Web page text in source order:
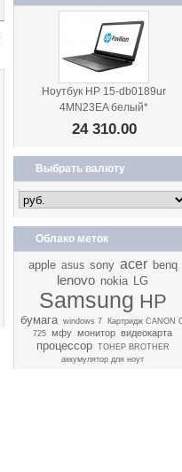
Ноутбук HP 15-db0189ur
4MN23EA белый*
24 310.00
Выбрать валюту
Облако меток
apple asus sony acer benq
lenovo nokia LG
Samsung HP
бумага windows 7
Картридж CANON
725 мфу монитор видеокарта
процессор
ТОНЕР BROTHER
аккумулятор для ноут